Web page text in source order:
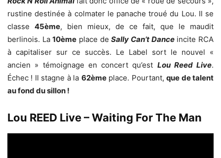
rustine destinée à colmater le panache troué du Lou. Il se
classe 45ème, bien mieux, de ce fait, que le maudit
berlinois. La10ème place deSally Can’t Danceincite RCA
à capitaliser sur ce succès. Le Label sort le nouvel «
ancien » témoignage en concert qu’est Lou Reed Live.
Échec ! Il stagne à la 62èmeplace. Pourtant,que de talent
au fond du sillon !
Lou REED Live – Waiting For The Man